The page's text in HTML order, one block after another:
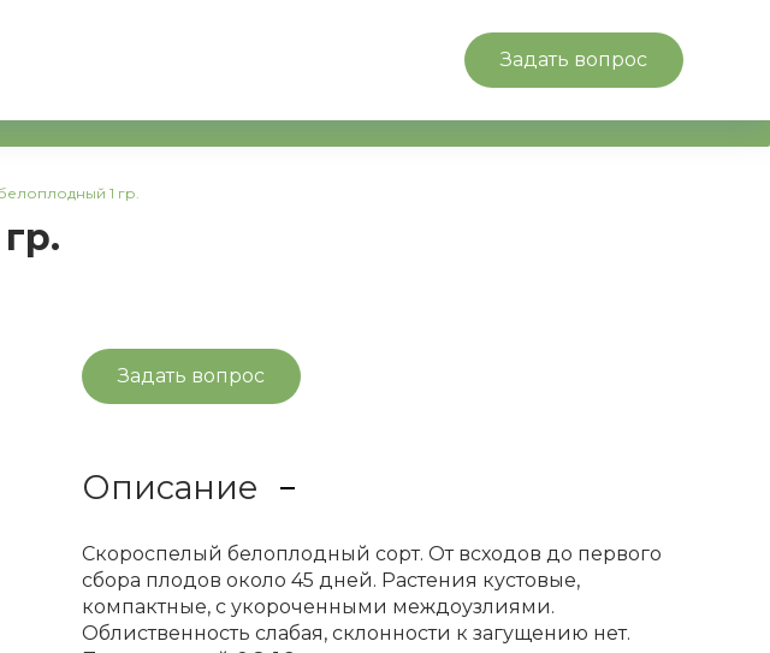
Войти
1 гр.
Задать вопрос
Задать вопрос
Описание
Скороспелый белоплодный сорт. От всходов до первого
сбора плодов около 45 дней. Растения кустовые,
компактные, с укороченными междоузлиями.
Облиственность слабая, склонности к загущению нет.